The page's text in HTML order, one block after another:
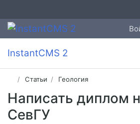
InstantCMS 2
Статьи Геология
Написать диплом
СевГУ